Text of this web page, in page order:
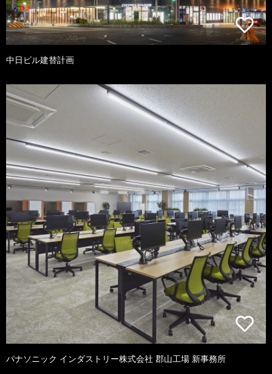
中日ビル建替計画
パナソニック インダストリー株式会社 郡山工場 新事務所